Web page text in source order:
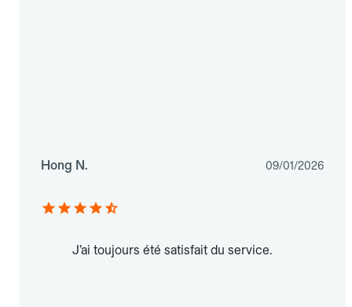
Hong N. 09/01/2026
J’ai toujours été satisfait du service.